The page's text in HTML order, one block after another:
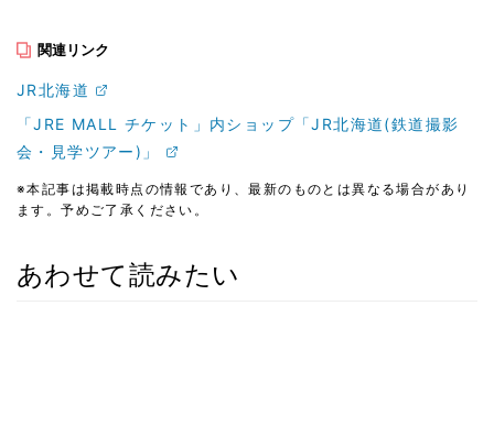
関連リンク
JR北海道
「JRE MALL チケット」内ショップ「JR北海道(鉄道撮影
会・見学ツアー)」
※本記事は掲載時点の情報であり、最新のものとは異なる場合があり
ます。予めご了承ください。
あわせて読みたい